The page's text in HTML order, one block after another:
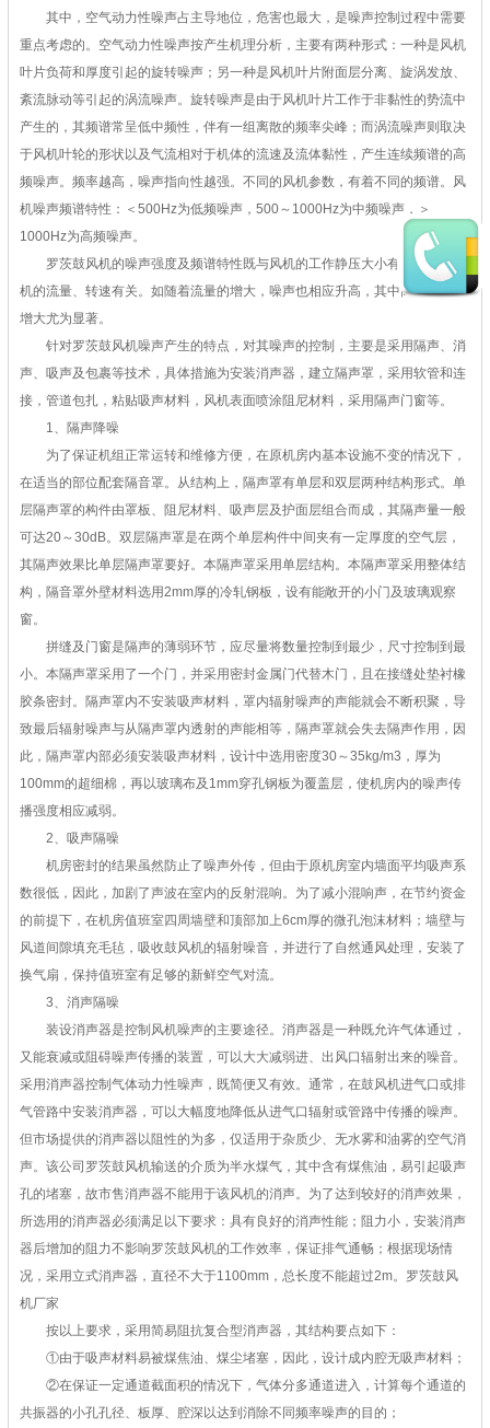
其中，空气动力性噪声占主导地位，危害也最大，是噪声控制过程中需要
重点考虑的。空气动力性噪声按产生机理分析，主要有两种形式：一种是风机
叶片负荷和厚度引起的旋转噪声；另一种是风机叶片附面层分离、旋涡发放、
紊流脉动等引起的涡流噪声。旋转噪声是由于风机叶片工作于非黏性的势流中
产生的，其频谱常呈低中频性，伴有一组离散的频率尖峰；而涡流噪声则取决
于风机叶轮的形状以及气流相对于机体的流速及流体黏性，产生连续频谱的高
频噪声。频率越高，噪声指向性越强。不同的风机参数，有着不同的频谱。风
机噪声频谱特性：＜500Hz为低频噪声，500～1000Hz为中频噪声，＞
1000Hz为高频噪声。
罗茨鼓风机的噪声强度及频谱特性既与风机的工作静压大小有关，又与风
机的流量、转速有关。如随着流量的增大，噪声也相应升高，其中高频噪声的
增大尤为显著。
针对罗茨鼓风机噪声产生的特点，对其噪声的控制，主要是采用隔声、消
声、吸声及包裹等技术，具体措施为安装消声器，建立隔声罩，采用软管和连
接，管道包扎，粘贴吸声材料，风机表面喷涂阻尼材料，采用隔声门窗等。
1、隔声降噪
为了保证机组正常运转和维修方便，在原机房内基本设施不变的情况下，
在适当的部位配套隔音罩。从结构上，隔声罩有单层和双层两种结构形式。单
层隔声罩的构件由罩板、阻尼材料、吸声层及护面层组合而成，其隔声量一般
可达20～30dB。双层隔声罩是在两个单层构件中间夹有一定厚度的空气层，
其隔声效果比单层隔声罩要好。本隔声罩采用单层结构。本隔声罩采用整体结
构，隔音罩外壁材料选用2mm厚的冷轧钢板，设有能敞开的小门及玻璃观察
窗。
拼缝及门窗是隔声的薄弱环节，应尽量将数量控制到最少，尺寸控制到最
小。本隔声罩采用了一个门，并采用密封金属门代替木门，且在接缝处垫衬橡
胶条密封。隔声罩内不安装吸声材料，罩内辐射噪声的声能就会不断积聚，导
致最后辐射噪声与从隔声罩内透射的声能相等，隔声罩就会失去隔声作用，因
此，隔声罩内部必须安装吸声材料，设计中选用密度30～35kg/m3，厚为
100mm的超细棉，再以玻璃布及1mm穿孔钢板为覆盖层，使机房内的噪声传
播强度相应减弱。
2、吸声隔噪
机房密封的结果虽然防止了噪声外传，但由于原机房室内墙面平均吸声系
数很低，因此，加剧了声波在室内的反射混响。为了减小混响声，在节约资金
的前提下，在机房值班室四周墙壁和顶部加上6cm厚的微孔泡沫材料；墙壁与
风道间隙填充毛毡，吸收鼓风机的辐射噪音，并进行了自然通风处理，安装了
换气扇，保持值班室有足够的新鲜空气对流。
3、消声隔噪
装设消声器是控制风机噪声的主要途径。消声器是一种既允许气体通过，
又能衰减或阻碍噪声传播的装置，可以大大减弱进、出风口辐射出来的噪音。
采用消声器控制气体动力性噪声，既简便又有效。通常，在鼓风机进气口或排
气管路中安装消声器，可以大幅度地降低从进气口辐射或管路中传播的噪声。
但市场提供的消声器以阻性的为多，仅适用于杂质少、无水雾和油雾的空气消
声。该公司罗茨鼓风机输送的介质为半水煤气，其中含有煤焦油，易引起吸声
孔的堵塞，故市售消声器不能用于该风机的消声。为了达到较好的消声效果，
所选用的消声器必须满足以下要求：具有良好的消声性能；阻力小，安装消声
器后增加的阻力不影响罗茨鼓风机的工作效率，保证排气通畅；根据现场情
况，采用立式消声器，直径不大于1100mm，总长度不能超过2m。罗茨鼓风
机厂家
按以上要求，采用简易阻抗复合型消声器，其结构要点如下：
①由于吸声材料易被煤焦油、煤尘堵塞，因此，设计成内腔无吸声材料；
②在保证一定通道截面积的情况下，气体分多通道进入，计算每个通道的
共振器的小孔孔径、板厚、腔深以达到消除不同频率噪声的目的；